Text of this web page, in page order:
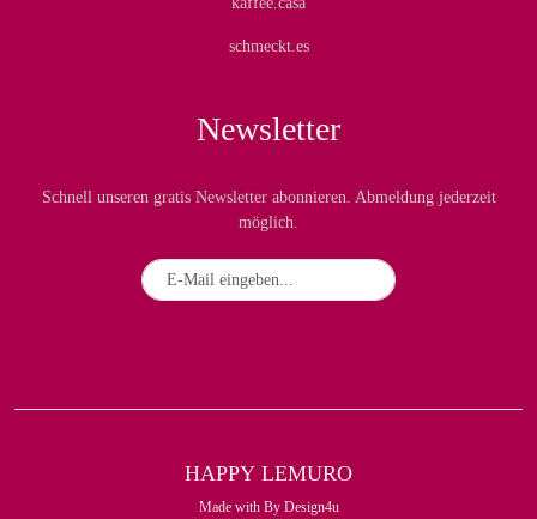
schmeckt.es
Newsletter
Schnell unseren gratis Newsletter abonnieren. Abmeldung jederzeit
möglich.
HAPPY LEMURO
Made with By Design4u